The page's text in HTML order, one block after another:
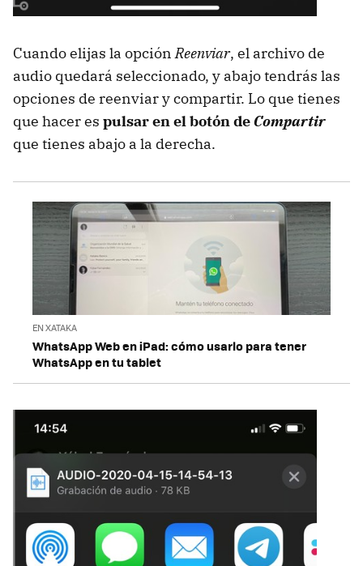
Cuando elijas la opciónReenviar, el archivo de
audio quedará seleccionado, y abajo tendrás las
opciones de reenviar y compartir. Lo que tienes
que hacer es pulsar en el botón deCompartir
que tienes abajo a la derecha.
EN XATAKA
WhatsApp Web en iPad: cómo usarlo para tener
WhatsApp en tu tablet